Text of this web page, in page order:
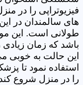
فیزیوتراپی را در
های سالمندان در
طولانی است. این
باشد که زمان زیادی
این حالت به خوبی
استفاده نمود تا
را در منزل شروع